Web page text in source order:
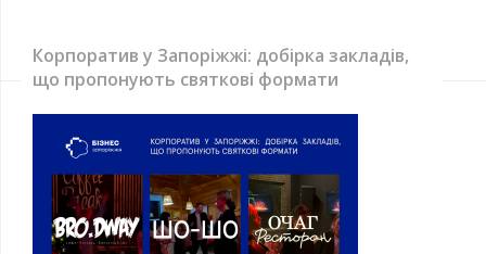
Корпоратив у Запоріжжі: добірка закладів,
що пропонують святкові формати